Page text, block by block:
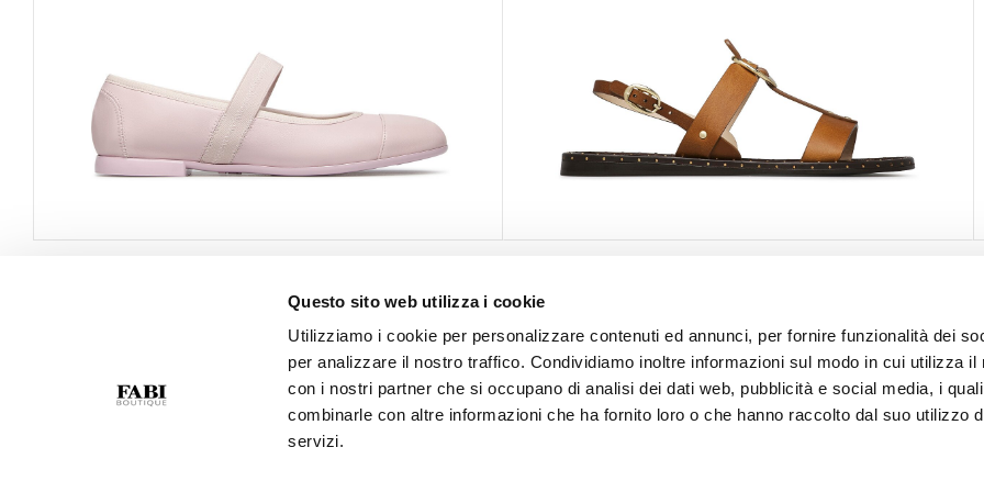
Questo sito web utilizza i cookie
Utilizziamo i cookie per personalizzare contenuti ed annunci, per fornire funzionalità dei
per analizzare il nostro traffico. Condividiamo inoltre informazioni sul modo in cui utilizza il
con i nostri partner che si occupano di analisi dei dati web, pubblicità e social media, i
combinarle con altre informazioni che ha fornito loro o che hanno raccolto dal suo utilizzo
servizi.
Condizioni Di Acquisto
AZIENDA
Privacy Policy
Cookie Policy
Best Of Fabi
SEGUICI
Facebook
Instagram